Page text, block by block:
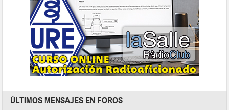
ÚLTIMOS MENSAJES EN FOROS